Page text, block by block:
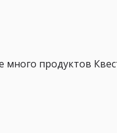
продуктов